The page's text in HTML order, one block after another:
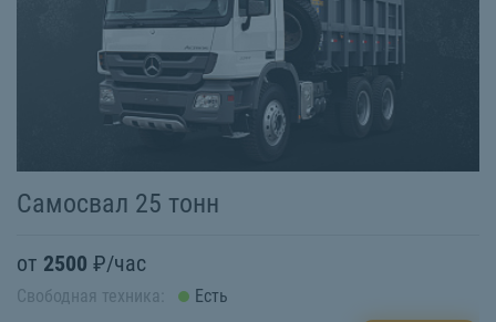
Самосвал 25 тонн
от 2500 ₽/час
Свободная техника:
Есть